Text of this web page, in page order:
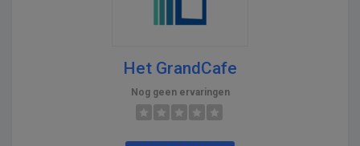
Het GrandCafe
Nog geen ervaringen